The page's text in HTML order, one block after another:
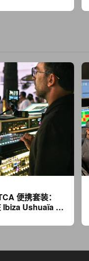
便携套装：
Ushuaïa 驻